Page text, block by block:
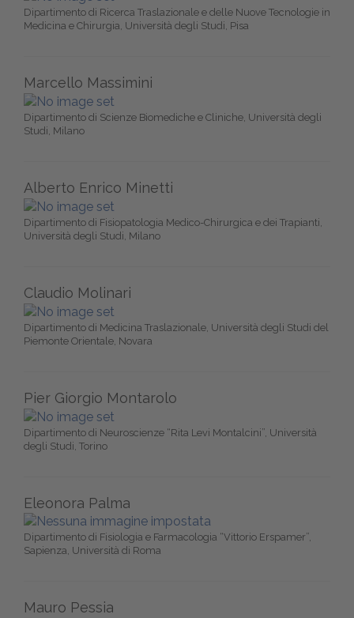
Dipartimento di Ricerca Traslazionale e delle Nuove Tecnologie in
Medicina e Chirurgia, Università degli Studi, Pisa
Marcello Massimini
Dipartimento di Scienze Biomediche e Cliniche, Università degli
Studi, Milano
Alberto Enrico Minetti
Dipartimento di Fisiopatologia Medico-Chirurgica e dei Trapianti,
Università degli Studi, Milano
Claudio Molinari
Dipartimento di Medicina Traslazionale, Università degli Studi del
Piemonte Orientale, Novara
Pier Giorgio Montarolo
Dipartimento di Neuroscienze “Rita Levi Montalcini”, Università
degli Studi, Torino
Eleonora Palma
Dipartimento di Fisiologia e Farmacologia “Vittorio Erspamer”,
Sapienza, Università di Roma
Mauro Pessia